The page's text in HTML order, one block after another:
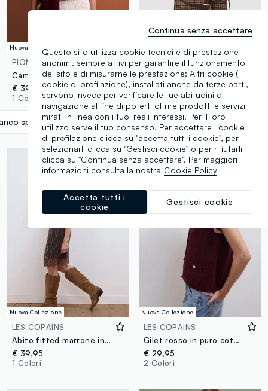
Nuova Collezione
PIOMBO
Camicia bianca in puro cotone con fantasia ricamata regular fit
€ 39,95
1 Colori
sporco label.selectsize
PIOMBO
Borsa marrone in misto lana e viscosa con tracolla a quadri
€ 29,95
1 Colori
Nuova Collezione
LES COPAINS
Abito fitted marrone in tessuto elasticizzato con paillettes
€ 39,95
1 Colori
Nuova Collezione
LES COPAINS
Gilet rosso in puro cotone con lavorazione a maglia regular fit
€ 29,95
2 Colori
Questo sito utilizza cookie tecnici e di prestazione
anonimi, sempre attivi per garantire il funzionamento
del sito e di misurarne le prestazione; Altri cookie (i
cookie di profilazione), installati anche da terze parti,
servono invece per verificare le tue abitudini di
navigazione al fine di poterti offrire prodotti e servizi
mirati in linea con i tuoi reali interessi. Per il loro
utilizzo serve il tuo consenso. Per accettare i cookie
di profilazione clicca su "accetta tutti i cookie", per
selezionarli clicca su "Gestisci cookie" o per rifiutarli
clicca su "Continua senza accettare". Per maggiori
informazioni consulta la nostra Cookie Policy
Gestisci cookie
Accetta tutti i
cookie
Continua senza accettare